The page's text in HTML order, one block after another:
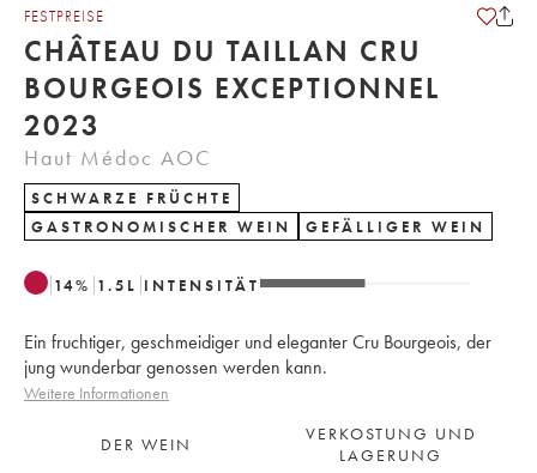
FESTPREISE
CHÂTEAU DU TAILLAN CRU
BOURGEOIS EXCEPTIONNEL
2023
Haut Médoc AOC
SCHWARZE FRÜCHTE
GASTRONOMISCHER WEIN
GEFÄLLIGER WEIN
14% 1.5 L INTENSITÄT
Ein fruchtiger, geschmeidiger und eleganter Cru Bourgeois, der
jung wunderbar genossen werden kann.
Weitere Informationen
DER WEIN
VERKOSTUNG UND
LAGERUNG